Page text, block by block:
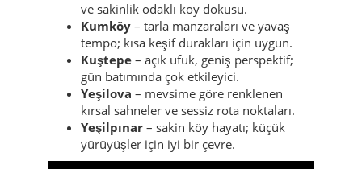
ve sakinlik odaklı köy dokusu.
Kumköy – tarla manzaraları ve yavaş
tempo; kısa keşif durakları için uygun.
Kuştepe – açık ufuk, geniş perspektif;
gün batımında çok etkileyici.
Yeşilova – mevsime göre renklenen
kırsal sahneler ve sessiz rota noktaları.
Yeşilpınar – sakin köy hayatı; küçük
yürüyüşler için iyi bir çevre.